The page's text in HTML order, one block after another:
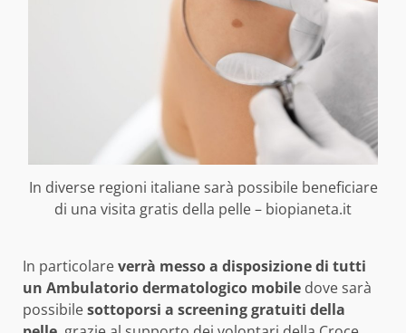
In diverse regioni italiane sarà possibile beneficiare
di una visita gratis della pelle – biopianeta.it
In particolareverrà messo a disposizione di tutti
un Ambulatorio dermatologico mobile dove sarà
possibilesottoporsi a screening gratuiti della